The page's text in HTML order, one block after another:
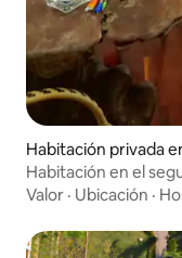
Habitación privada
Habitación en el
habitación tranquila
Valor · Ubicación ·